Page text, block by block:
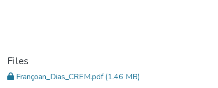
Files
Françoan_Dias_CREM.pdf(1.46 MB)